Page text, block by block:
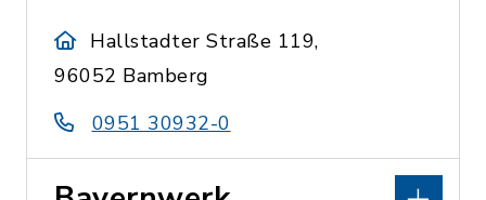
Hallstadter Straße 119,
96052 Bamberg
0951 30932-0